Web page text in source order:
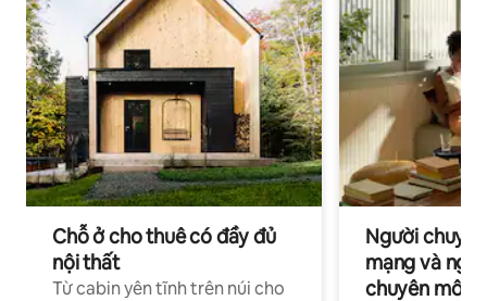
Chỗ ở cho thuê có đầy đủ
nội thất
Từ cabin yên tĩnh trên núi cho
Người
mạng và
chuyên môn